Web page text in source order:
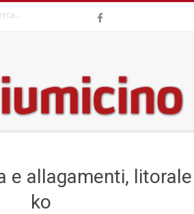
e allagamenti, litorale
ko